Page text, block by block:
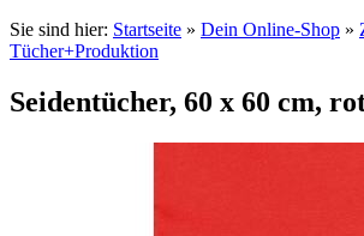
Sie sind hier: Startseite » Dein Online-Shop »
Tücher+Produktion
Seidentücher, 60 x 60 cm,